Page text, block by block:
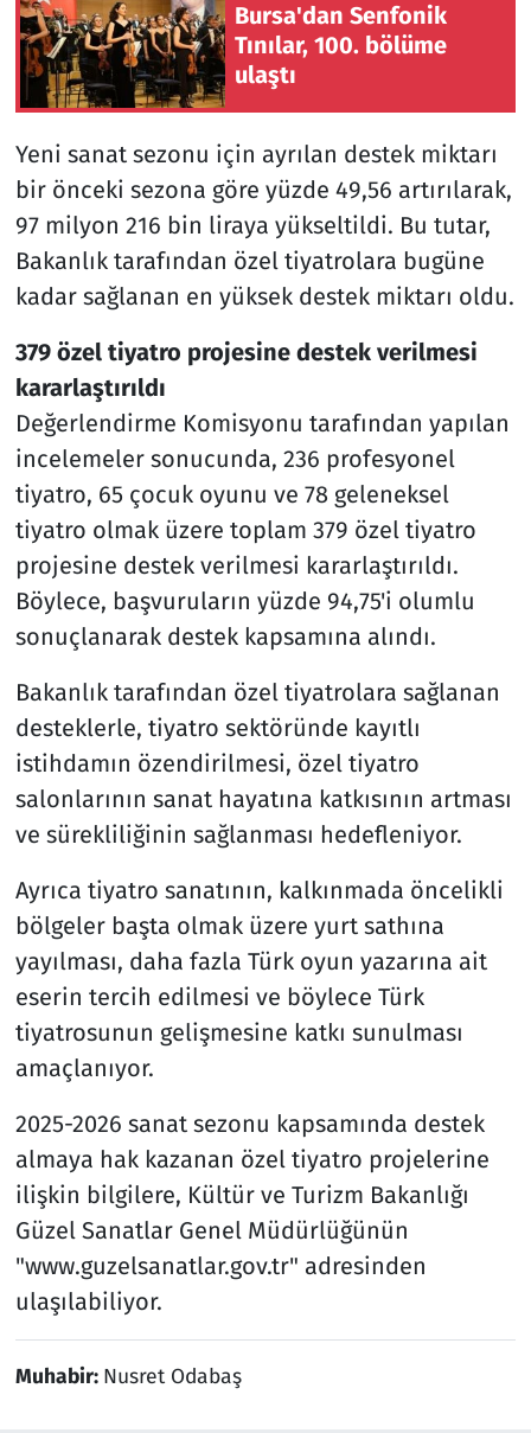
Bursa'dan Senfonik
Tınılar, 100. bölüme
ulaştı
Yeni sanat sezonu için ayrılan destek miktarı
bir önceki sezona göre yüzde 49,56 artırılarak,
97 milyon 216 bin liraya yükseltildi. Bu tutar,
Bakanlık tarafından özel tiyatrolara bugüne
kadar sağlanan en yüksek destek miktarı oldu.
379 özel tiyatro projesine destek verilmesi
kararlaştırıldı
Değerlendirme Komisyonu tarafından yapılan
incelemeler sonucunda, 236 profesyonel
tiyatro, 65 çocuk oyunu ve 78 geleneksel
tiyatro olmak üzere toplam 379 özel tiyatro
projesine destek verilmesi kararlaştırıldı.
Böylece, başvuruların yüzde 94,75'i olumlu
sonuçlanarak destek kapsamına alındı.
Bakanlık tarafından özel tiyatrolara sağlanan
desteklerle, tiyatro sektöründe kayıtlı
istihdamın özendirilmesi, özel tiyatro
salonlarının sanat hayatına katkısının artması
ve sürekliliğinin sağlanması hedefleniyor.
Ayrıca tiyatro sanatının, kalkınmada öncelikli
bölgeler başta olmak üzere yurt sathına
yayılması, daha fazla Türk oyun yazarına ait
eserin tercih edilmesi ve böylece Türk
tiyatrosunun gelişmesine katkı sunulması
amaçlanıyor.
2025-2026 sanat sezonu kapsamında destek
almaya hak kazanan özel tiyatro projelerine
ilişkin bilgilere, Kültür ve Turizm Bakanlığı
Güzel Sanatlar Genel Müdürlüğünün
"www.guzelsanatlar.gov.tr" adresinden
ulaşılabiliyor.
Muhabir: Nusret Odabaş